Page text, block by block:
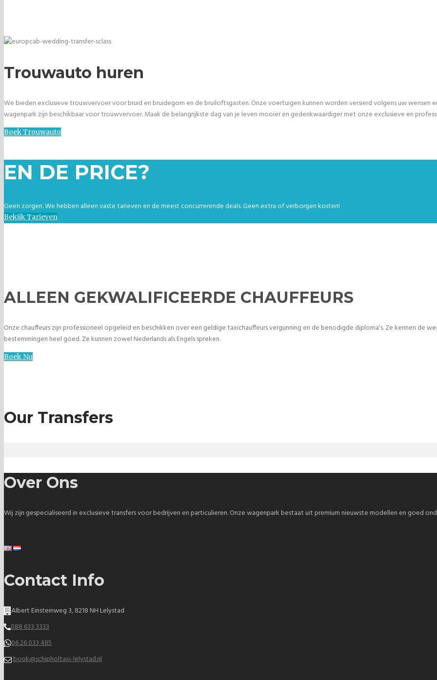
Trouwauto huren
We bieden exclusieve trouwvervoer voor bruid en bruidegom en de bruiloftsgasten. Onze voertuigen kunnen worden versierd volgens uw wensen
wagenpark zijn beschikbaar voor trouwvervoer. Maak de belangrijkste dag van je leven mooier en gedenkwaardiger met onze exclusieve en
Boek Trouwauto
EN DE PRICE?
Geen zorgen. We hebben alleen vaste tarieven en de meest concurrerende deals. Geen extra of verborgen kosten!
Bekijk Tarieven
ALLEEN GEKWALIFICEERDE CHAUFFEURS
Onze chauffeurs zijn professioneel opgeleid en beschikken over een geldige taxichauffeurs vergunning en de benodigde diploma’s. Ze kennen de
bestemmingen heel goed. Ze kunnen zowel Nederlands als Engels spreken.
Boek Nu
Our Transfers
Over Ons
Wij zijn gespecialiseerd in exclusieve transfers voor bedrijven en particulieren. Onze wagenpark bestaat uit premium nieuwste modellen en goed
Contact Info
Albert Einsteinweg 3, 8218 NH Lelystad
088 633 3333
06 26 033 485
book@schipholtaxi-lelystad.nl